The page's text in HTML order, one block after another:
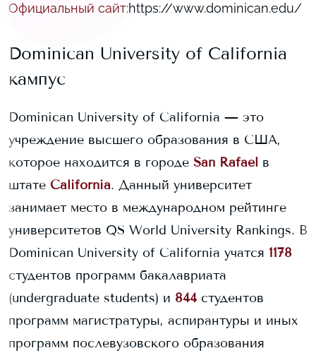
Официальный сайт:https://www.dominican.edu/
Dominican University of California
кампус
Dominican University of California — это
учреждение высшего образования в США,
которое находится в городе San Rafael в
штате California. Данный университет
занимает место в международном рейтинге
университетов QS World University Rankings. В
Dominican University of California учатся 1178
студентов программ бакалавриата
(undergraduate students) и 844 студентов
программ магистратуры, аспирантуры и иных
программ послевузовского образования